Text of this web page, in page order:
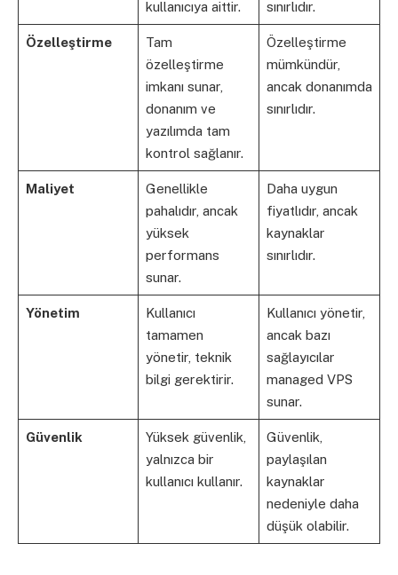
kullanıcıya aittir. sınırlıdır.
Özelleştirme
Tam
özelleştirme
imkanı sunar,
donanım ve
yazılımda tam
kontrol sağlanır.
Özelleştirme
mümkündür,
ancak donanımda
sınırlıdır.
Maliyet
Genellikle
pahalıdır, ancak
yüksek
performans
sunar.
Daha uygun
fiyatlıdır, ancak
kaynaklar
sınırlıdır.
Yönetim
Kullanıcı
tamamen
yönetir, teknik
bilgi gerektirir.
Kullanıcı yönetir,
ancak bazı
sağlayıcılar
managed VPS
sunar.
Güvenlik
Yüksek güvenlik,
yalnızca bir
kullanıcı kullanır.
Güvenlik,
paylaşılan
kaynaklar
nedeniyle daha
düşük olabilir.